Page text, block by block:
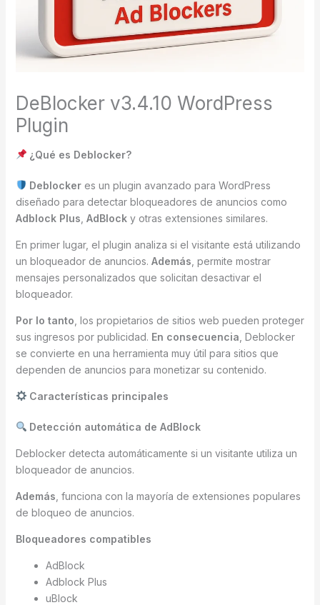
DeBlocker v3.4.10 WordPress
Plugin
¿Qué es Deblocker?
Deblocker es un plugin avanzado para WordPress
diseñado para detectar bloqueadores de anuncios como
Adblock Plus AdBlocky otras extensiones similares.
En primer lugar, el plugin analiza si el visitante está utilizando
un bloqueador de anuncios. Además , permite mostrar
mensajes personalizados que solicitan desactivar el
bloqueador.
Por lo tanto , los propietarios de sitios web pueden proteger
sus ingresos por publicidad. En consecuencia , Deblocker
se convierte en una herramienta muy útil para sitios que
dependen de anuncios para monetizar su contenido.
Características principales
Detección automática de AdBlock
Deblocker detecta automáticamente si un visitante utiliza un
bloqueador de anuncios.
Además , funciona con la mayoría de extensiones populares
de bloqueo de anuncios.
Bloqueadores compatibles
AdBlock
Adblock Plus
uBlock